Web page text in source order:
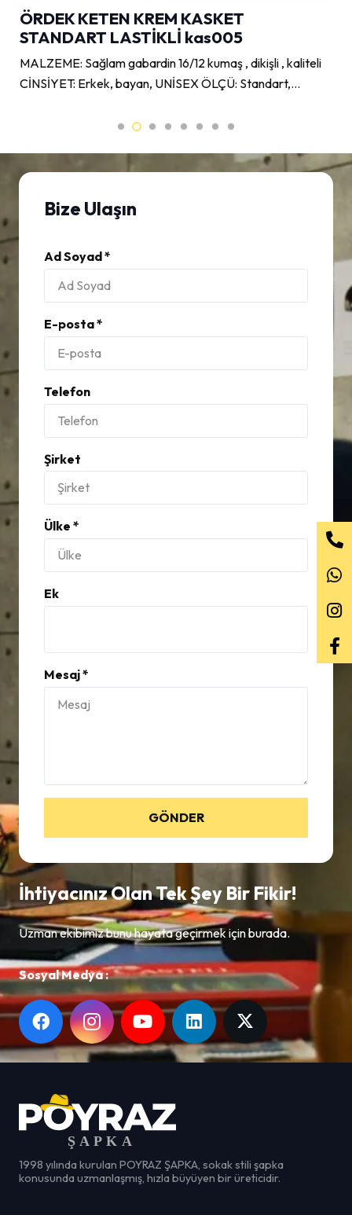
ÖRDEK KETEN KREM KASKET
STANDART LASTİKLİ kas005
MALZEME: Sağlam gabardin 16/12 kumaş , dikişli , kaliteli
CİNSİYET: Erkek, bayan, UNİSEX ÖLÇÜ: Standart,…
Bize Ulaşın
Ad Soyad *
E-posta *
Telefon
Şirket
Ülke *
Ek
Mesaj *
GÖNDER
İhtiyacınız Olan Tek Şey Bir Fikir!
Uzman ekibimiz bunu hayata geçirmek için burada.
Sosyal Medya :
1998 yılında kurulan POYRAZ ŞAPKA, sokak stili şapka
konusunda uzmanlaşmış, hızla büyüyen bir üreticidir.